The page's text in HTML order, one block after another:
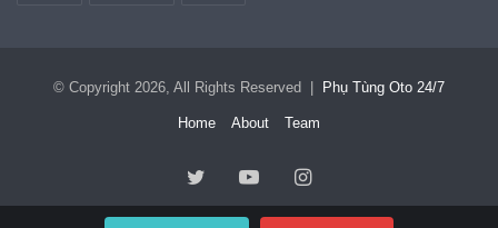
© Copyright 2026, All Rights Reserved | Phụ Tùng Oto 24/7
Home About Team
TwitterYouTubeInstagram